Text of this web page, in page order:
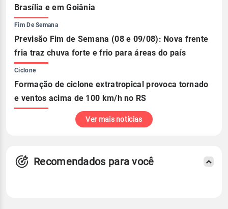
Brasília e em Goiânia
Fim De Semana
Previsão Fim de Semana (08 e 09/08): Nova frente
fria traz chuva forte e frio para áreas do país
Ciclone
Formação de ciclone extratropical provoca tornado
e ventos acima de 100 km/h no RS
Ver mais notícias
Recomendados para você